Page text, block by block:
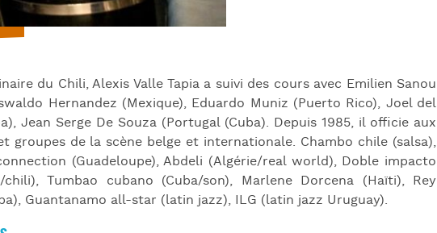
du Chili, Alexis Valle Tapia a suivi des cours avec Emilien Sanou
Hernandez (Mexique), Eduardo Muniz (Puerto Rico), Joel del
Jean Serge De Souza (Portugal (Cuba). Depuis 1985, il officie aux
groupes de la scène belge et internationale. Chambo chile (salsa),
(Guadeloupe), Abdeli (Algérie/real world), Doble impacto
Tumbao cubano (Cuba/son), Marlene Dorcena (Haïti), Rey
Guantanamo all-star (latin jazz), ILG (latin jazz Uruguay).